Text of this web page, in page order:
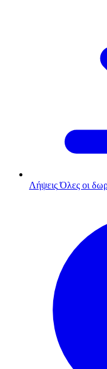
Λήψεις Όλες οι